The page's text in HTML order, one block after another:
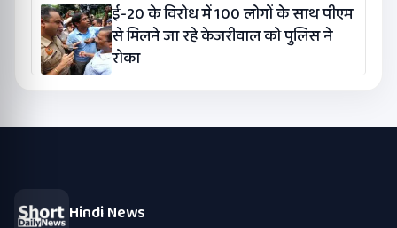
ई-20 के विरोध में 100 लोगों के साथ पीएम
से मिलने जा रहे केजरीवाल को पुलिस ने
रोका
Hindi News